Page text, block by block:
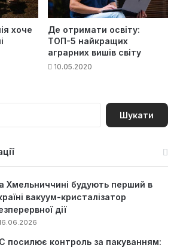
хоче
Де отримати освіту:
ТОП-5 найкращих
аграрних вишів світу
10.05.2020
П
Хмельниччині будують перший в
вакуум-кристалізатор
дії
посилює контроль за пакуванням: